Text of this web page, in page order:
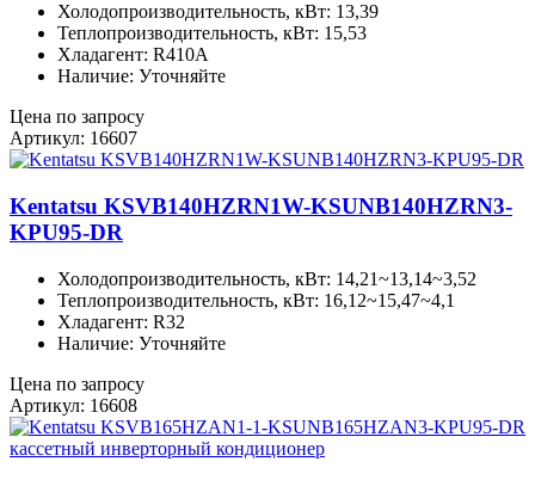
Холодопроизводительность, кВт: 13,39
Теплопроизводительность, кВт: 15,53
Хладагент: R410A
Наличие: Уточняйте
Цена по запросу
Артикул: 16607
Kentatsu KSVB140HZRN1W-KSUNB140HZRN3-
KPU95-DR
Холодопроизводительность, кВт: 14,21~13,14~3,52
Теплопроизводительность, кВт: 16,12~15,47~4,1
Хладагент: R32
Наличие: Уточняйте
Цена по запросу
Артикул: 16608